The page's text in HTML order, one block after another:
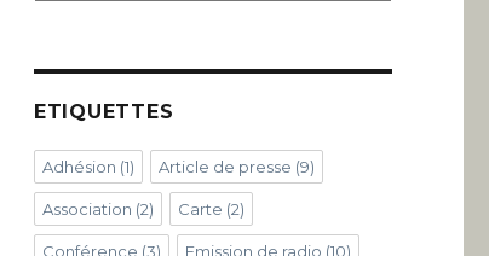
ETIQUETTES
Adhésion (1) Article de presse (9)
Association (2) Carte (2)
Conférence (3) Emission de radio (10)